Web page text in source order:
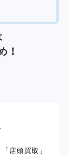
！
店頭買取」